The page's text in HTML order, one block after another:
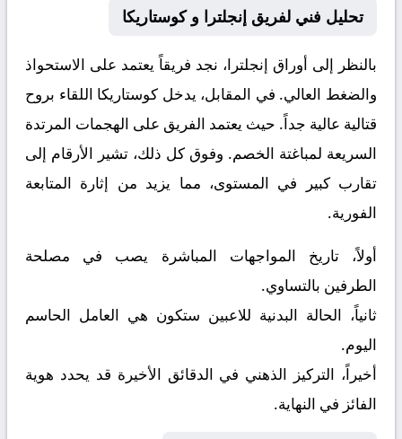
تحليل فني لفريق إنجلترا و كوستاريكا
بالنظر إلى أوراق إنجلترا، نجد فريقاً يعتمد على الاستحواذ
والضغط العالي. في المقابل، يدخل كوستاريكا اللقاء بروح
قتالية عالية جداً. حيث يعتمد الفريق على الهجمات المرتدة
السريعة لمباغتة الخصم. وفوق كل ذلك، تشير الأرقام إلى
تقارب كبير في المستوى، مما يزيد من إثارة المتابعة
الفورية.
أولاً، تاريخ المواجهات المباشرة يصب في مصلحة
الطرفين بالتساوي.
ثانياً، الحالة البدنية للاعبين ستكون هي العامل الحاسم
اليوم.
أخيراً، التركيز الذهني في الدقائق الأخيرة قد يحدد هوية
الفائز في النهاية.